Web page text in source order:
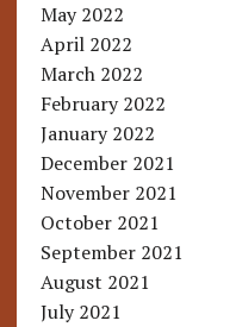
May 2022
April 2022
March 2022
February 2022
January 2022
December 2021
November 2021
October 2021
September 2021
August 2021
July 2021